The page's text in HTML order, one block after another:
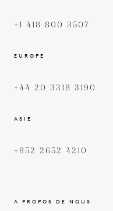
+1 418 800 3507
EUROPE
+44 20 3318 3190
ASIE
+852 2652 4210
A PROPOS DE NOUS